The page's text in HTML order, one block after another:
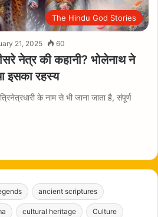
The Hindu God Stories
21, 2025 60
नेत्र की कहानी? भोलेनाथ ने
इसका रहस्य
के नाम से भी जाना जाता है, संपूर्ण
ancient scriptures
cultural heritage Culture